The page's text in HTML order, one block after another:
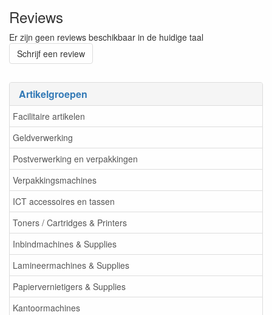
Artikelgroepen
Facilitaire artikelen
Geldverwerking
Postverwerking en verpakkingen
Verpakkingsmachines
ICT accessoires en tassen
Toners / Cartridges & Printers
Inbindmachines & Supplies
Lamineermachines & Supplies
Papiervernietigers & Supplies
Kantoormachines
Reviews
Er zijn geen reviews beschikbaar in de huidige taal
Schrijf een review